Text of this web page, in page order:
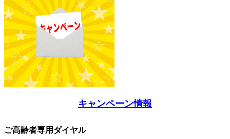
キャンペーン情報
ご高齢者専用ダイヤル